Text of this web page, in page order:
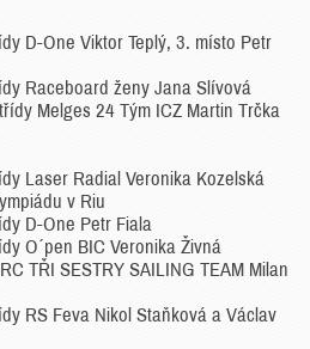
D-One Viktor Teplý, 3. místo Petr
Raceboard ženy Jana Slívová
Melges 24 Tým ICZ Martin Trčka
Laser Radial Veronika Kozelská
v Riu
D-One Petr Fiala
O´pen BIC Veronika Živná
TŘI SESTRY SAILING TEAM Milan
RS Feva Nikol Staňková a Václav